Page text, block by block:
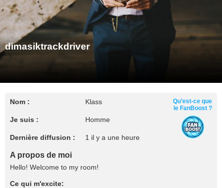
dimasiktrackdriver
Nom : Klass
Je suis : Homme
Dernière diffusion : 1 il y a une heure
Qu’est-ce que
le FanBoost ?
A propos de moi
Hello! Welcome to my room!
Ce qui m'excite: